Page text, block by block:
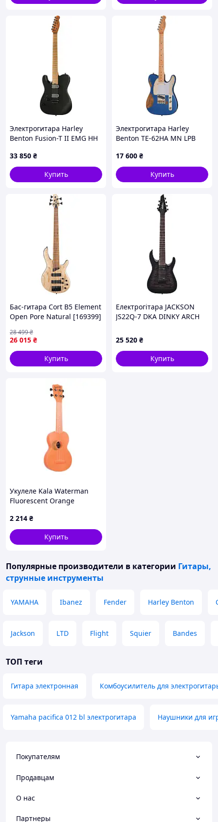
Электрогитара Harley
Benton Fusion-T II EMG HH
33 850 ₴
Купить
Электрогитара Harley
Benton TE-62HA MN LPB
17 600 ₴
Купить
Бас-гитара Cort B5 Element
Open Pore Natural [169399]
26 015 ₴
28 499₴
Купить
Електрогітара JACKSON
JS22Q-7 DKA DINKY ARCH
BLACK BURST
25 520 ₴
Купить
Укулеле Kala Waterman
Fluorescent Orange
2 214 ₴
Купить
Популярные производители в категории Гитары,
струнные инструменты
YAMAHA Ibanez Fender Harley Benton
Jackson LTD Flight Squier Bandes
ТОП теги
Гитара электронная Комбоусилитель для
Yamaha pacifica 012 bl электрогитара Наушники для
Покупателям
Продавцам
О нас
Партнеры